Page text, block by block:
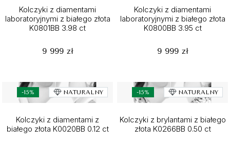
Kolczyki z diamentami
laboratoryjnymi z białego złota
K0801BB 3.98 ct
9 999 zł
Kolczyki z diamentami
laboratoryjnymi z białego złota
K0800BB 3.95 ct
9 999 zł
-15% NATURALNY
Kolczyki z diamentami z
białego złota K0020BB 0.12 ct
-15% NATURALNY
Kolczyki z brylantami z białego
złota K0266BB 0.50 ct